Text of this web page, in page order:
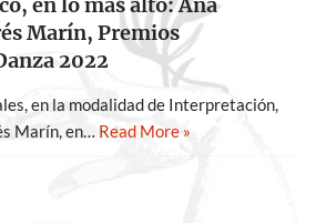
en lo más alto: Ana
Marín, Premios
2022
en la modalidad de Interpretación,
Marín, en… Read More »